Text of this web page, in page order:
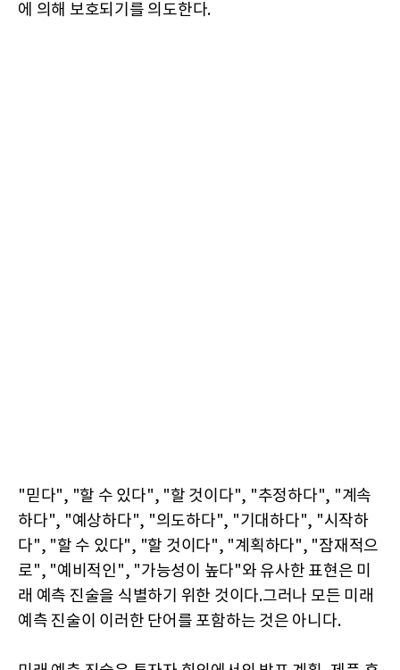
에 의해 보호되기를 의도한다.
"믿다", "할 수 있다", "할 것이다", "추정하다", "계속
하다", "예상하다", "의도하다", "기대하다", "시작하
다", "할 수 있다", "할 것이다", "계획하다", "잠재적으
로", "예비적인", "가능성이 높다"와 유사한 표현은 미
래 예측 진술을 식별하기 위한 것이다.그러나 모든 미래
예측 진술이 이러한 단어를 포함하는 것은 아니다.